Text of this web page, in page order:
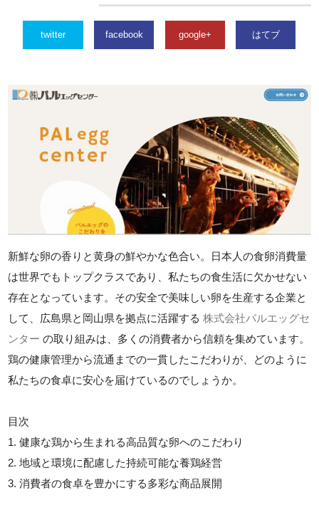
twitter facebook google+ はてブ
新鮮な卵の香りと黄身の鮮やかな色合い。日本人の食卵消費量
は世界でもトップクラスであり、私たちの食生活に欠かせない
存在となっています。その安全で美味しい卵を生産する企業と
して、広島県と岡山県を拠点に活躍する株式会社パルエッグセ
ンター の取り組みは、多くの消費者から信頼を集めています。
鶏の健康管理から流通までの一貫したこだわりが、どのように
私たちの食卓に安心を届けているのでしょうか。
目次
1. 健康な鶏から生まれる高品質な卵へのこだわり
2. 地域と環境に配慮した持続可能な養鶏経営
3. 消費者の食卓を豊かにする多彩な商品展開